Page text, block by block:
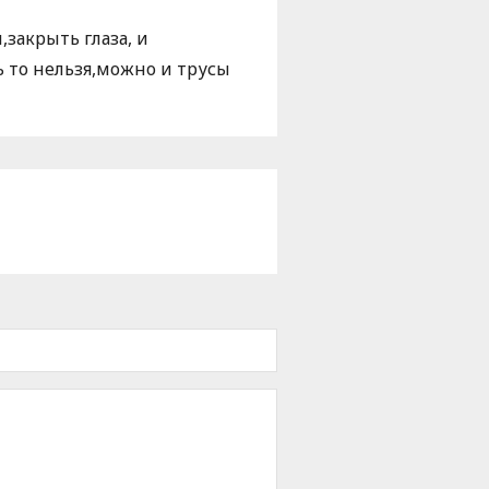
глаза, и
то нельзя,можно и трусы